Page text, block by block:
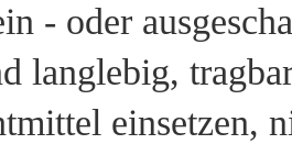
- oder
langlebig,
einsetzen,